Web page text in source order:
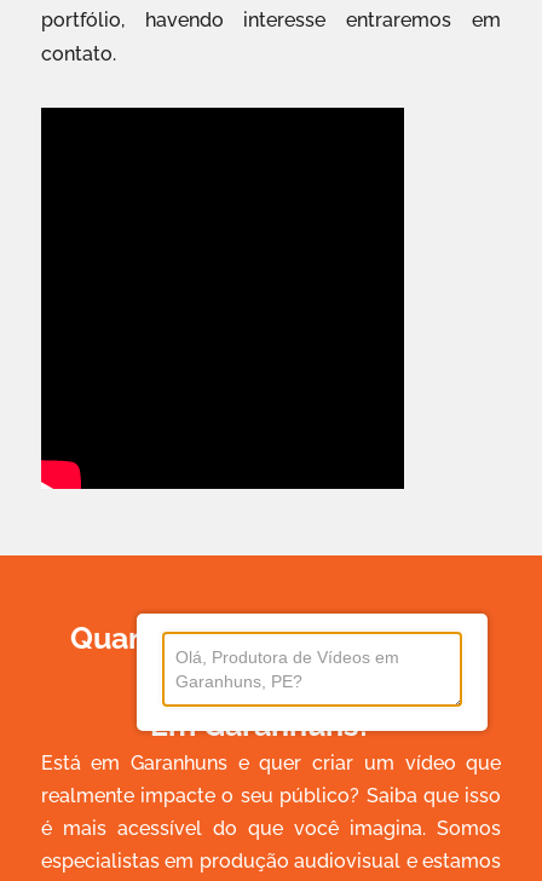
portfólio, havendo interesse entraremos em
contato.
Quanto Custa Produzir Um
Vídeo
Em Garanhuns?
Está em Garanhuns e quer criar um vídeo que
realmente impacte o seu público? Saiba que isso
é mais acessível do que você imagina. Somos
especialistas em produção audiovisual e estamos